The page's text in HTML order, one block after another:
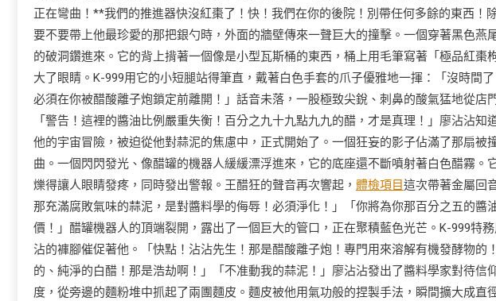
正在彎曲！**我們的推進器快沒紅棗了！快！我們在你的後院！別帶任何多餘的東西
要不要帶上他最珍愛的那把銀勺時，外面的牆壁傳來一聲巨大的撞擊。一個穿著黑色燕
的破洞鑽進來。它的背上揹著一個像是小型瓦斯桶的東西，桶上用毛筆寫著「極品紅
大了眼睛。K-999用它的小短腿站得筆直，戴著白色手套的爪子優雅地一揮：「沒時間
必須在你被醋酸離子炮鎖定前離開！」話音未落，一股極致尖銳、刺鼻的酸氣猛地從店
「警告！這裡的醬油比例嚴重失衡！百分之九十九點九九的醋，才是真理！」廖沾沾知
他的宇宙冒險，被迫從他對蒜泥的焦慮中，正式開始了。一個狂妄的影子佔滿了那扇被
曲。一個閃閃發光、像醋罐的機器人緩緩漂浮進來，它的底座還不斷噴射著白色醋霧。
爍得讓人眼睛發疼，同時發出警報。王醋狂的聲音再次響起， 體檢項目這次帶著金屬回
那充滿腐敗氣味的蒜泥，是對醬料學的侮辱！必須淨化！」「你將為你那百分之五的醬
價！」醋罐機器人的頂端裂開，露出了一個巨大的管口，正在聚積藍色光芒。K-999特
沾的褲腳催促著他。「快點！沾沾先生！那是醋酸離子炮！專門用來溶解有機發酵物的
的、純淨的白醋！那是浩劫啊！」「不准動我的蒜泥！」廖沾沾發出了醬料學家對待信
度，從旁邊的麵粉堆中抓起了兩團麵皮。麵皮被他用氣功般的捏製手法，瞬間擴大成直